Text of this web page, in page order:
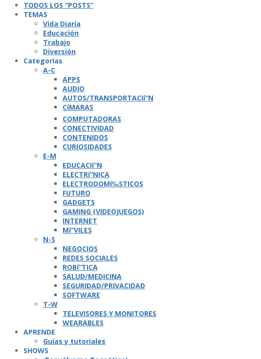
TODOS LOS “POSTS”
TEMAS
Vida Diaria
Educación
Trabajo
Diversión
Categorí­as
A-C
APPS
AUDIO
AUTOS/TRANSPORTACIí“N
CíMARAS
COMPUTADORAS
CONECTIVIDAD
CONTENIDOS
CURIOSIDADES
E-M
EDUCACIí“N
ELECTRí“NICA
ELECTRODOMí‰STICOS
FUTURO
GADGETS
GAMING (VIDEOJUEGOS)
INTERNET
Mí“VILES
N-S
NEGOCIOS
REDES SOCIALES
ROBí“TICA
SALUD/MEDICINA
SEGURIDAD/PRIVACIDAD
SOFTWARE
T-W
TELEVISORES Y MONITORES
WEARABLES
APRENDE
Guí­as y tutoriales
SHOWS